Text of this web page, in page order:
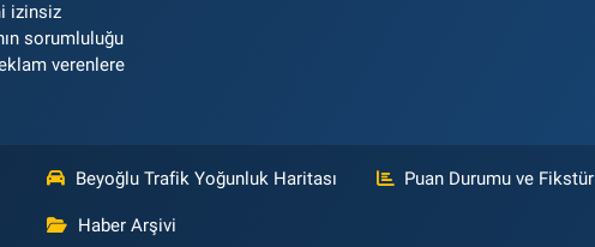
izinsiz
sorumluluğu
verenlere
Beyoğlu Trafik Yoğunluk Haritası Puan Durumu ve Fikstür
Haber Arşivi